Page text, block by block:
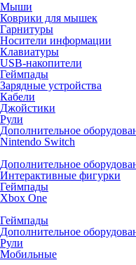
Мыши
Коврики для мышек
Гарнитуры
Носители информации
Клавиатуры
USB-накопители
Геймпады
Зарядные устройства
Кабели
Джойстики
Рули
Дополнительное
Nintendo Switch
Дополнительное
Интерактивные фигурки
Геймпады
Xbox One
Геймпады
Дополнительное
Рули
Мобильные